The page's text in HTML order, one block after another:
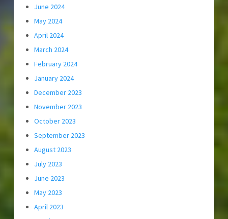
June 2024
May 2024
April 2024
March 2024
February 2024
January 2024
December 2023
November 2023
October 2023
September 2023
August 2023
July 2023
June 2023
May 2023
April 2023